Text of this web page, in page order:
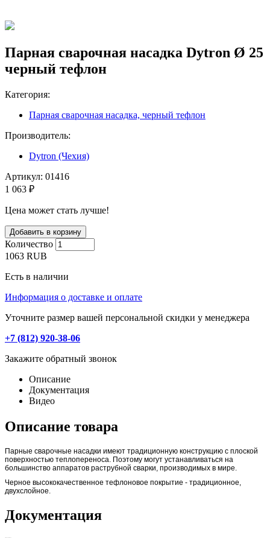
Парная сварочная насадка Dytron Ø 25
черный тефлон
Категория:
Парная сварочная насадка, черный тефлон
Производитель:
Dytron (Чехия)
Артикул: 01416
1 063 ₽
Цена может стать лучше!
Количество
1063 RUB
Есть в наличии
Информация о доставке и оплате
Уточните размер вашей персональной скидки у менеджера
+7 (812) 920-38-06
Закажите обратный звонок
Описание
Документация
Видео
Описание товара
Парные сварочные насадки имеют традиционную конструкцию с плоской
поверхностью теплопереноса. Поэтому могут устанавливаться на
большинство аппаратов раструбной сварки, производимых в мире.
Черное высококачественное тефлоновое покрытие - традиционное,
двухслойное.
Документация